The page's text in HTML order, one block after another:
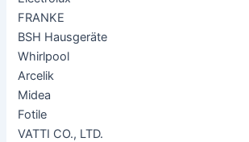
FRANKE
BSH Hausgeräte
Whirlpool
Arcelik
Midea
Fotile
VATTI CO., LTD.